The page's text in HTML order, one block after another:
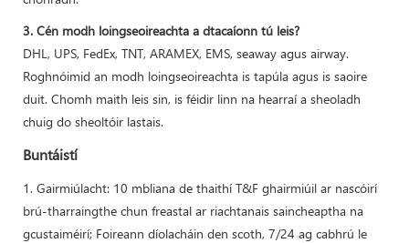
3. Cén modh loingseoireachta a dtacaíonn tú leis?
DHL, UPS, FedEx, TNT, ARAMEX, EMS, seaway agus airway.
Roghnóimid an modh loingseoireachta is tapúla agus is saoire
duit. Chomh maith leis sin, is féidir linn na hearraí a sheoladh
chuig do sheoltóir lastais.
Buntáistí
1. Gairmiúlacht: 10 mbliana de thaithí T&F ghairmiúil ar nascóirí
brú-tharraingthe chun freastal ar riachtanais saincheaptha na
gcustaiméirí; Foireann díolacháin den scoth, 7/24 ag cabhrú le